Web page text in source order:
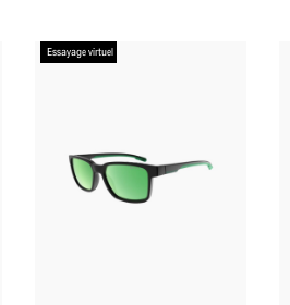
Essayage virtuel